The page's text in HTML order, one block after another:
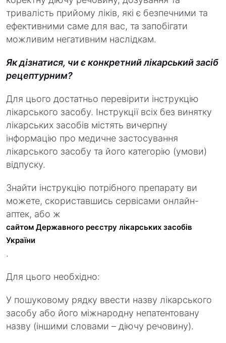
тривалість прийому ліків, які є безпечними та
ефективними саме для вас, та запобігати
можливим негативним наслідкам.
Як дізнатися, чи є конкретний лікарський засіб
рецептурним?
Для цього достатньо перевірити інструкцію
лікарського засобу. Інструкції всіх без винятку
лікарських засобів містять вичерпну
інформацію про медичне застосування
лікарського засобу та його категорію (умови)
відпуску.
Знайти інструкцію потрібного препарату ви
можете, скориставшись сервісами онлайн-
аптек, або ж
сайтом Державного реєстру лікарських засобів
України
.
Для цього необхідно:
У пошуковому рядку ввести назву лікарського
засобу або його міжнародну непатентовану
назву (іншими словами – діючу речовину).